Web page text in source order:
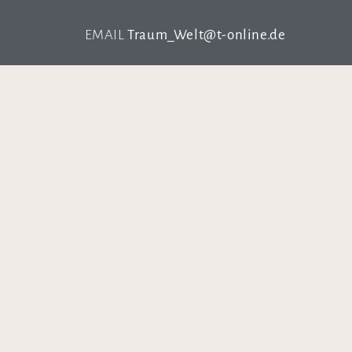
EMAILTraum_Welt@t-online.de